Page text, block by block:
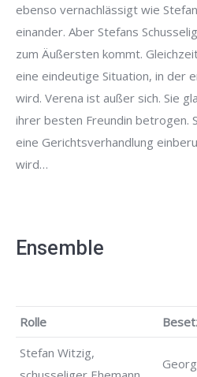
ebenso vernachlässigt wie
einander. Aber Stefans
zum Äußersten kommt.
eine eindeutige Situation, in der
wird. Verena ist außer sich. Sie
ihrer besten Freundin betrogen.
eine Gerichtsverhandlung
wird…
Ensemble
Rolle
Stefan Witzig,